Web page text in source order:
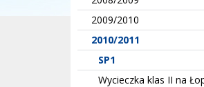
2009/2010
2010/2011
SP1
Wycieczka klas II na